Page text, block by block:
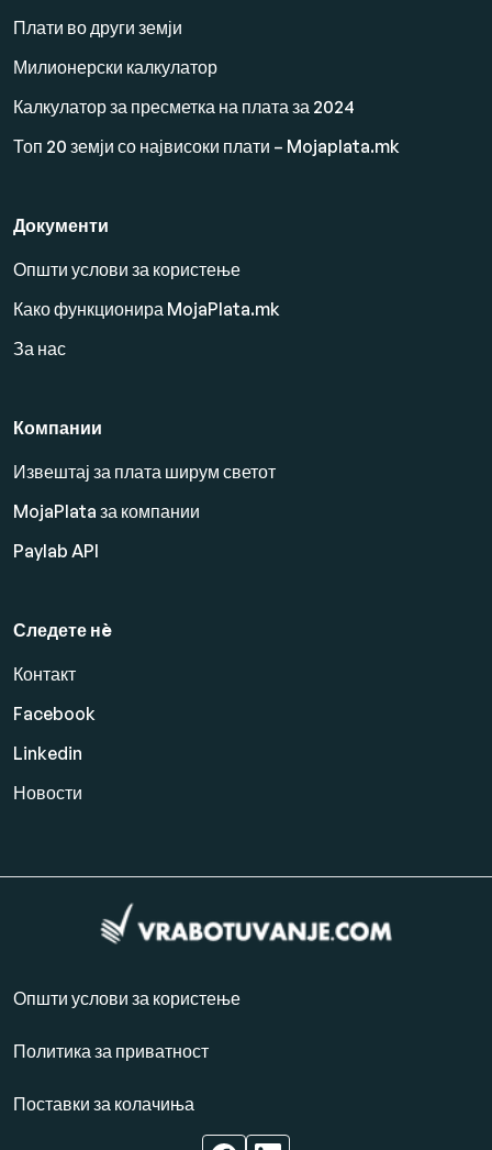
Плати во други земји
Милионерски калкулатор
Калкулатор за пресметка на плата за 2024
Топ 20 земји со највисоки плати – Mojaplata.mk
Документи
Општи услови за користење
Како функционира MojaPlata.mk
За нас
Компании
Извештај за плата ширум светот
MojaPlata за компании
Paylab API
Следете нè
Контакт
Facebook
Linkedin
Новости
Општи услови за користење
Политика за приватност
Поставки за колачиња